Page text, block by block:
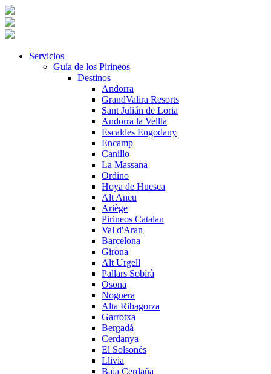
Servicios
Guía de los Pirineos
Destinos
Andorra
GrandValira Resorts
Sant Julián de Loria
Andorra la Vellla
Escaldes Engodany
Encamp
Canillo
La Massana
Ordino
Hoya de Huesca
Alt Aneu
Ariège
Pirineos Catalan
Val d'Aran
Barcelona
Girona
Alt Urgell
Pallars Sobirà
Osona
Noguera
Alta Ribagorza
Garrotxa
Bergadá
Cerdanya
El Solsonés
Llivia
Baja Cerdaña